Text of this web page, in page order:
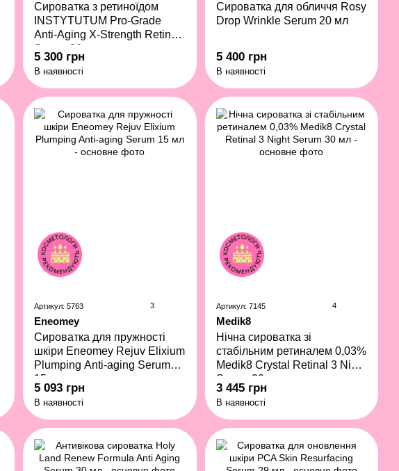
Сироватка з ретиноїдом
INSTYTUTUM Pro-Grade
Anti-Aging X-Strength Retinol
Serum 30 мл
5 300 грн
В наявності
Сироватка для обличчя Rosy
Drop Wrinkle Serum 20 мл
5 400 грн
В наявності
Артикул: 5763 3
Eneomey
Сироватка для пружності
шкіри Eneomey Rejuv Elixium
Plumping Anti-aging Serum
15 мл
5 093 грн
В наявності
Артикул: 7145 4
Medik8
Нічна сироватка зі
стабільним ретиналем 0,03%
Medik8 Crystal Retinal 3 Night
Serum 30 мл
3 445 грн
В наявності